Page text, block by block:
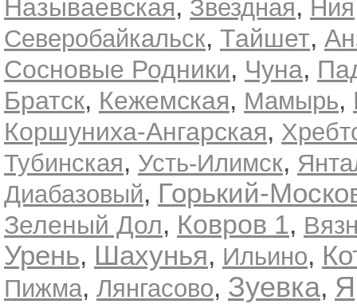
Называевская, Звездная, Ния
Северобайкальск, Тайшет,
Сосновые Родники, Чуна,
Братск, Кежемская, Мамырь,
Коршуниха-Ангарская,
Тубинская, Усть-Илимск,
Диабазовый, Горький-
Зеленый Дол, Ковров 1,
Урень, Шахунья, Ильино,
Пижма, Лянгасово, Зуевка,